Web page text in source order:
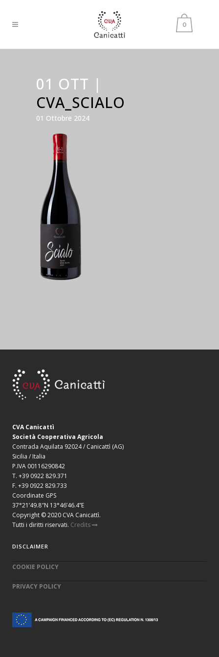
0
01 OTT |
CVA_SCIALO
01 Ottobre 2024
CVA Canicattì
Società Cooperativa Agricola
Contrada Aquilata 92024 / Canicattì (AG)
Sicilia / Italia
P.IVA 00116290842
T. +39 0922 829.371
F. +39 0922 829.733
Coordinate GPS
37°21’49.8″N 13°46’46.4”E
Copyright © 2020 CVA Canicattì.
Tutti i diritti riservati. Credits
DISCLAIMER
COOKIE POLICY
PRIVACY POLICY